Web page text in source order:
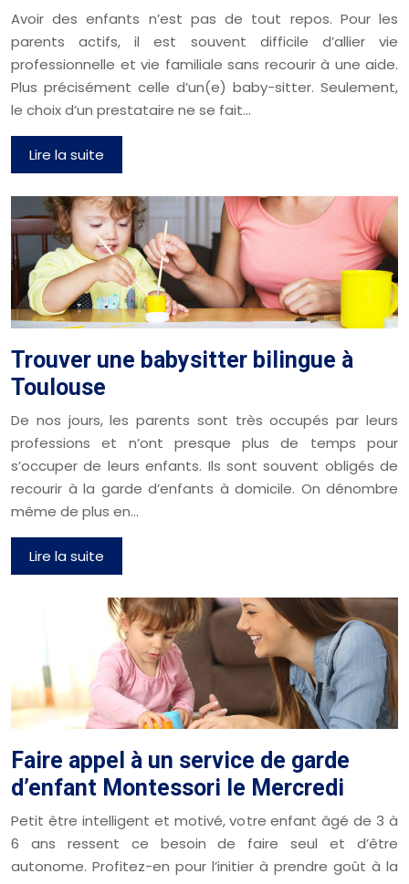
Avoir des enfants n’est pas de tout repos. Pour les
parents actifs, il est souvent difficile d’allier vie
professionnelle et vie familiale sans recourir à une aide.
Plus précisément celle d’un(e) baby-sitter. Seulement,
le choix d’un prestataire ne se fait…
Lire la suite
Trouver une babysitter bilingue à
Toulouse
De nos jours, les parents sont très occupés par leurs
professions et n’ont presque plus de temps pour
s’occuper de leurs enfants. Ils sont souvent obligés de
recourir à la garde d’enfants à domicile. On dénombre
même de plus en…
Lire la suite
Faire appel à un service de garde
d’enfant Montessori le Mercredi
Petit être intelligent et motivé, votre enfant âgé de 3 à
6 ans ressent ce besoin de faire seul et d’être
autonome. Profitez-en pour l’initier à prendre goût à la